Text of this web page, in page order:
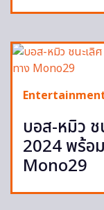
บอส-หมิว
2024 พร้อ
Mono29